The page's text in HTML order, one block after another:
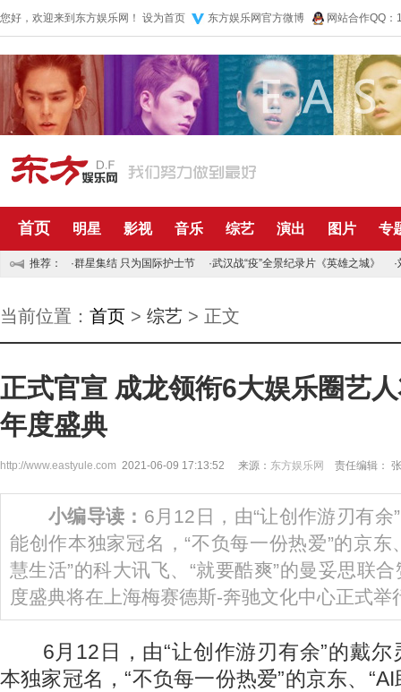
您好，欢迎来到东方娱乐网！ 设为首页 东方娱乐网官方微博 网站合作QQ
首页 明星 影视 音乐 综艺 演出 图片 专
推荐： ·群星集结 只为国际护士节 ·武汉战“疫”全景纪录片《英雄之城》 ·
当前位置： 首页 > 综艺 > 正文
正式官宣 成龙领衔6大娱乐圈艺
年度盛典
http://www.eastyule.com 2021-06-09 17:13:52 来源： 东方娱乐网 责任编辑：
小编导读： 6月12日，由“让创作游刃有
能创作本独家冠名，“不负每一份热爱”的京东
慧生活”的科大讯飞、“就要酷爽”的曼妥思联
度盛典将在上海梅赛德斯-奔驰文化中心正式举
6月12日，由“让创作游刃有余”的戴尔
本独家冠名，“不负每一份热爱”的京东、